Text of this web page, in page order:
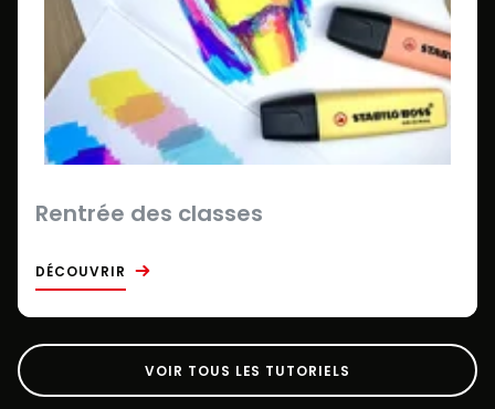
Rentrée des classes
DÉCOUVRIR
VOIR TOUS LES TUTORIELS